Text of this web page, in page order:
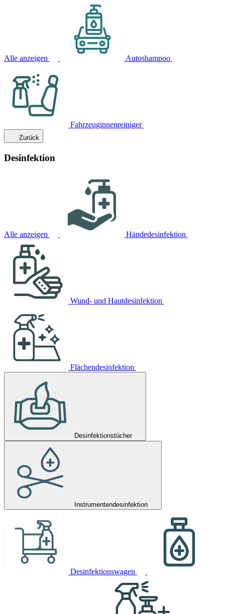
Alle anzeigen Autoshampoo
Fahrzeuginnenreiniger
Zurück
Desinfektion
Alle anzeigen Händedesinfektion
Wund- und Hautdesinfektion
Flächendesinfektion
Desinfektionstücher
Instrumentendesinfektion
Desinfektionswagen